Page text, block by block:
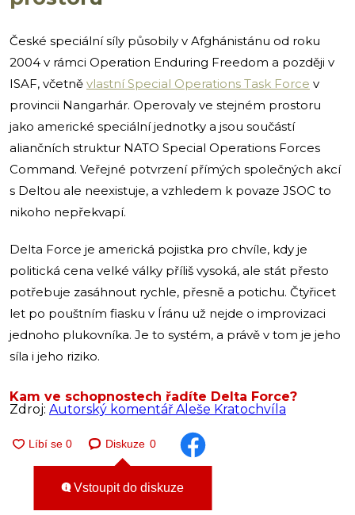
České speciální síly působily v Afghánistánu od roku
2004 v rámci Operation Enduring Freedom a později v
ISAF, včetně vlastní Special Operations Task Force v
provincii Nangarhár. Operovaly ve stejném prostoru
jako americké speciální jednotky a jsou součástí
aliančních struktur NATO Special Operations Forces
Command. Veřejné potvrzení přímých společných akcí
s Deltou ale neexistuje, a vzhledem k povaze JSOC to
nikoho nepřekvapí.
Delta Force je americká pojistka pro chvíle, kdy je
politická cena velké války příliš vysoká, ale stát přesto
potřebuje zasáhnout rychle, přesně a potichu. Čtyřicet
let po pouštním fiasku v Íránu už nejde o improvizaci
jednoho plukovníka. Je to systém, a právě v tom je jeho
síla i jeho riziko.
Kam ve schopnostech řadíte Delta Force?
Zdroj: Autorský komentář Aleše Kratochvíla
Diskuze 0
Vstoupit do diskuze